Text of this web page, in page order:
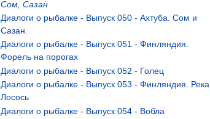
Сом, Сазан
Диалоги о рыбалке - Выпуск 050 - Ахтуба. Сом и
Сазан.
Диалоги о рыбалке - Выпуск 051 - Финляндия.
Форель на порогах
Диалоги о рыбалке - Выпуск 052 - Голец
Диалоги о рыбалке - Выпуск 053 - Финляндия. Река
Лосось
Диалоги о рыбалке - Выпуск 054 - Вобла